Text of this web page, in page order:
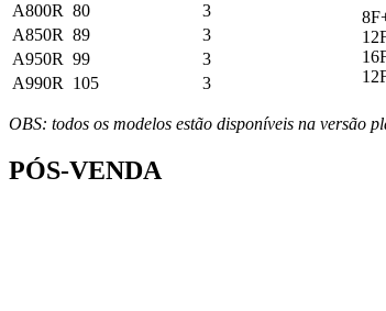
A800R 80 3
A850R 89
3
A950R 99 3
A990R 105 3
OBS: todos os modelos estão disponíveis na versão
PÓS-VENDA